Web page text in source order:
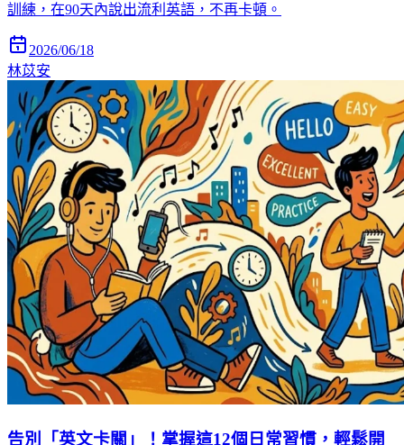
訓練，在90天內說出流利英語，不再卡頓。
2026/06/18
林苡安
告別「英文卡關」！掌握這12個日常習慣，輕鬆開